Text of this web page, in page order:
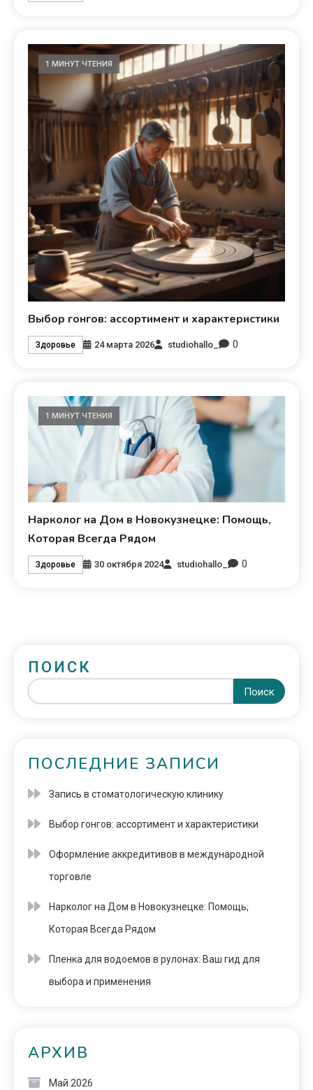
1 МИНУТ ЧТЕНИЯ
Выбор гонгов: ассортимент и характеристики
Здоровье 24 марта 2026 studiohallo_ 0
1 МИНУТ ЧТЕНИЯ
Нарколог на Дом в Новокузнецке: Помощь,
Которая Всегда Рядом
Здоровье 30 октября 2024 studiohallo_ 0
ПОИСК
Поиск
ПОСЛЕДНИЕ ЗАПИСИ
Запись в стоматологическую клинику
Выбор гонгов: ассортимент и характеристики
Оформление аккредитивов в международной
торговле
Нарколог на Дом в Новокузнецке: Помощь,
Которая Всегда Рядом
Пленка для водоемов в рулонах: Ваш гид для
выбора и применения
АРХИВ
Май 2026